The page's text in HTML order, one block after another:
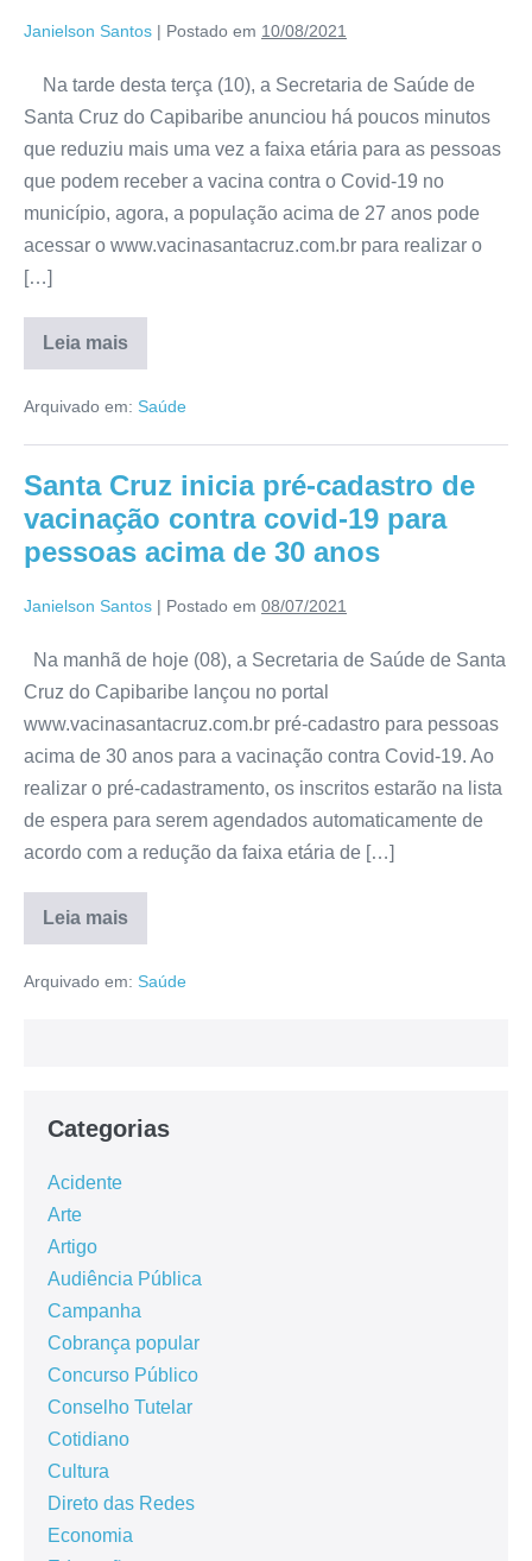
Janielson Santos | Postado em 10/08/2021
Na tarde desta terça (10), a Secretaria de Saúde de
Santa Cruz do Capibaribe anunciou há poucos minutos
que reduziu mais uma vez a faixa etária para as pessoas
que podem receber a vacina contra o Covid-19 no
município, agora, a população acima de 27 anos pode
acessar o www.vacinasantacruz.com.br para realizar o
[…]
Leia mais
Arquivado em: Saúde
Santa Cruz inicia pré-cadastro de
vacinação contra covid-19 para
pessoas acima de 30 anos
Janielson Santos | Postado em 08/07/2021
Na manhã de hoje (08), a Secretaria de Saúde de Santa
Cruz do Capibaribe lançou no portal
www.vacinasantacruz.com.br pré-cadastro para pessoas
acima de 30 anos para a vacinação contra Covid-19. Ao
realizar o pré-cadastramento, os inscritos estarão na lista
de espera para serem agendados automaticamente de
acordo com a redução da faixa etária de […]
Leia mais
Arquivado em: Saúde
Categorias
Acidente
Arte
Artigo
Audiência Pública
Campanha
Cobrança popular
Concurso Público
Conselho Tutelar
Cotidiano
Cultura
Direto das Redes
Economia